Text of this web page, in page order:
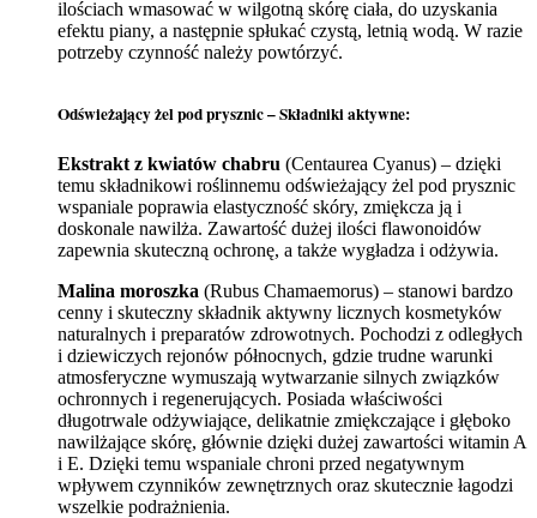
ilościach wmasować w wilgotną skórę ciała, do uzyskania
efektu piany, a następnie spłukać czystą, letnią wodą. W razie
potrzeby czynność należy powtórzyć.
Odświeżający żel pod prysznic – Składniki aktywne:
Ekstrakt z kwiatów chabru (Centaurea Cyanus) – dzięki
temu składnikowi roślinnemu odświeżający żel pod prysznic
wspaniale poprawia elastyczność skóry, zmiękcza ją i
doskonale nawilża. Zawartość dużej ilości flawonoidów
zapewnia skuteczną ochronę, a także wygładza i odżywia.
Malina moroszka (Rubus Chamaemorus) – stanowi bardzo
cenny i skuteczny składnik aktywny licznych kosmetyków
naturalnych i preparatów zdrowotnych. Pochodzi z odległych
i dziewiczych rejonów północnych, gdzie trudne warunki
atmosferyczne wymuszają wytwarzanie silnych związków
ochronnych i regenerujących. Posiada właściwości
długotrwale odżywiające, delikatnie zmiękczające i głęboko
nawilżające skórę, głównie dzięki dużej zawartości witamin A
i E. Dzięki temu wspaniale chroni przed negatywnym
wpływem czynników zewnętrznych oraz skutecznie łagodzi
wszelkie podrażnienia.